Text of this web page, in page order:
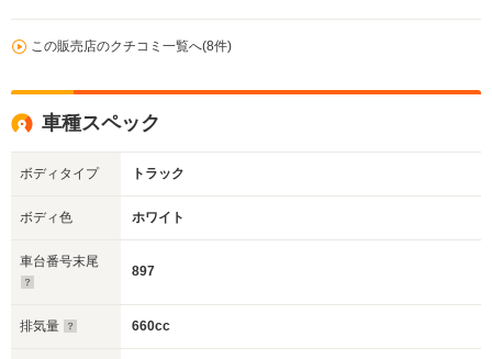
この販売店のクチコミ一覧へ(8件)
車種スペック
ボディタイプ トラック
ボディ色 ホワイト
車台番号末尾
897
排気量 660cc